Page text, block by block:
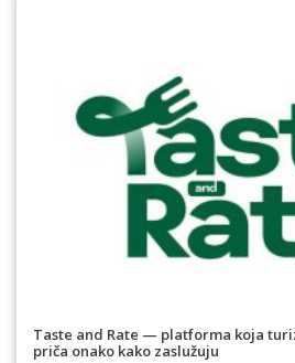
Taste and Rate — platforma koja
priča onako kako zaslužuju